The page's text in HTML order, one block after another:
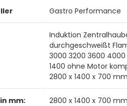
Gastro Performance
Induktion
durchgeschweißt
3000 3200 3600
1400 ohne Motor
2800 x 1400 x 700 mm
mm: 2800 x 1400 x 700 mm